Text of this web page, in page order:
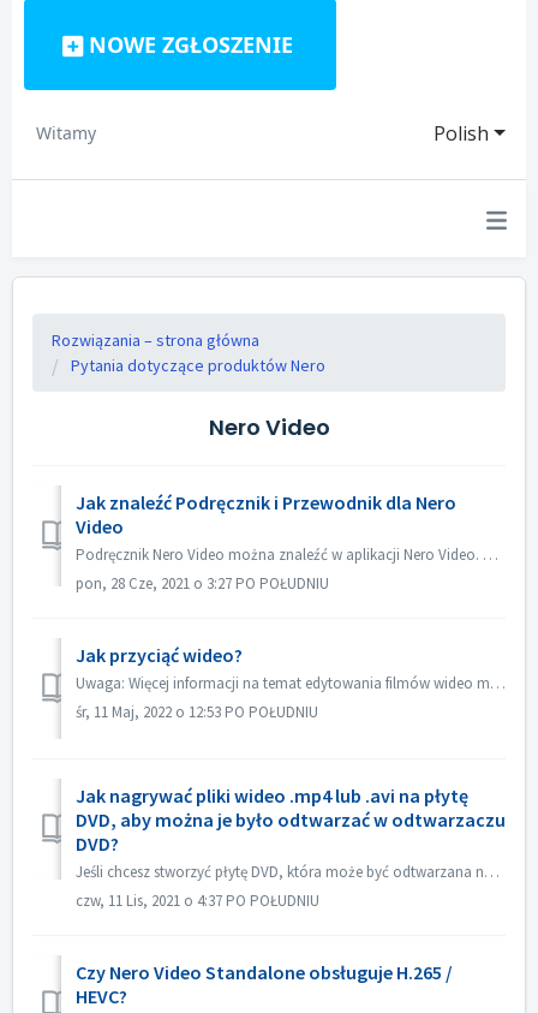
NOWE ZGŁOSZENIE
Polish
Witamy
Rozwiązania – strona główna
Pytania dotyczące produktów Nero
Nero Video
Jak znaleźć Podręcznik i Przewodnik dla Nero
Video
Podręcznik Nero Video można znaleźć w aplikacji Nero Video. Otwórz aplikację Nero Video, kliknij KnowHow w prawym górnym rogu. W menu rozwijanym kliknij...
pon, 28 Cze, 2021 o 3:27 PO POŁUDNIU
Jak przyciąć wideo?
Uwaga: Więcej informacji na temat edytowania filmów wideo można znaleźć pod następującym łączem: Edytowanie filmów Kliknij poniższe łącze, aby uzyskać więc...
śr, 11 Maj, 2022 o 12:53 PO POŁUDNIU
Jak nagrywać pliki wideo .mp4 lub .avi na płytę
DVD, aby można je było odtwarzać w odtwarzaczu
DVD?
Jeśli chcesz stworzyć płytę DVD, która może być odtwarzana na odtwarzaczu DVD, musisz najpierw zapamiętać, jaki jest to format płyty. Istnieje zasadnicza ró...
czw, 11 Lis, 2021 o 4:37 PO POŁUDNIU
Czy Nero Video Standalone obsługuje H.265 /
HEVC?